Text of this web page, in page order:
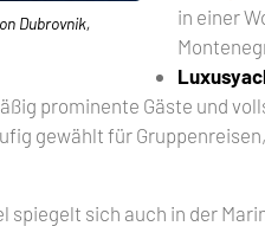
Dubrovnik,
in einer
prominente Gäste und
gewählt für
spiegelt sich auch in der